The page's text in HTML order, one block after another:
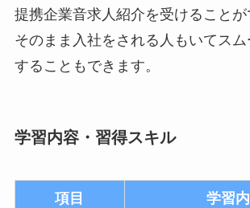
提携企業音求人紹介を受けることが
そのまま入社をされる人もいてス
することもできます。
学習内容・習得スキル
項目 学習